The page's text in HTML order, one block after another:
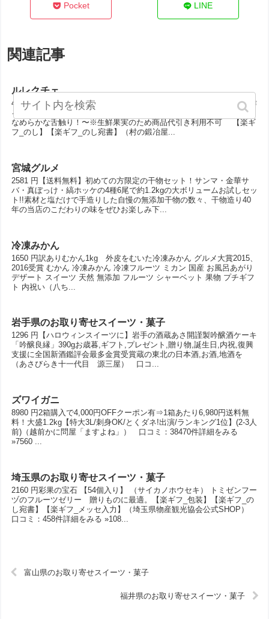
Pocket LINE
関連記事
ルレクチェ
4094 円予約開始です！【レビューを書いて送料無料！】知野さんが作
る果物の中の貴婦人！ル・レクチェ 2kg（5〜6玉）〜トロッとして
なめらかな舌触り！〜※生鮮果実のため商品代引き利用不可 【楽ギ
フ_のし】【楽ギフ_のし宛書】（村の鍛冶屋...
宮城グルメ
2581 円【送料無料】初めての方限定の干物セット！サンマ・金華サ
バ・真ぼっけ・縞ホッケの4種6尾で約1.2kgの大ボリュームお試しセッ
ト!!素材と塩だけで手造りした自慢の無添加干物の数々、干物造り40
年の当店のこだわりの味をぜひお楽しみ下...
冷凍みかん
1650 円訳ありむかん1kg 外皮をむいた冷凍みかん グルメ大賞2015、
2016受賞 むかん 冷凍みかん 冷凍フルーツ ミカン 国産 お風呂あがり
デザート スイーツ 天然 無添加 フルーツ シャーベット 果物 プチギフ
ト 内祝い（八ち...
岩手県のお取り寄せスイーツ・菓子
1296 円【ハロウィンスイーツに】岩手の酒蔵あさ開謹製吟醸酒ケーキ
「吟醸良縁」390gお歳暮,ギフト,プレゼント,贈り物,誕生日,内祝,復興
支援に全国新酒鑑評会最多金賞受賞蔵の東北の日本酒,お酒,地酒を
（あさびらき十一代目 源三屋） 口コ...
ズワイガニ
8980 円2箱購入で4,000円OFFクーポン有⇒1箱あたり6,980円送料無
料！大盛1.2kg【特大3L/刺身OK/とくダネ!出演/ランキング1位】(2-3人
前)（越前かに問屋「ますよね」） 口コミ：38470件詳細をみる
»7560 ...
埼玉県のお取り寄せスイーツ・菓子
2160 円彩果の宝石 【54個入り】 （サイカノホウセキ） トミゼンフー
ヅのフルーツゼリー 贈りものに最適。【楽ギフ_包装】【楽ギフ_の
し宛書】【楽ギフ_メッセ入力】（埼玉県物産観光協会公式SHOP）
口コミ：458件詳細をみる »108...
富山県のお取り寄せスイーツ・菓子
福井県のお取り寄せスイーツ・菓子